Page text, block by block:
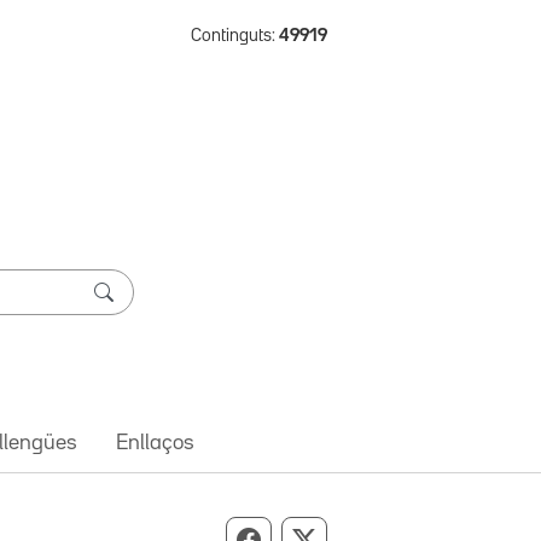
Continguts: 49919
Enllaços